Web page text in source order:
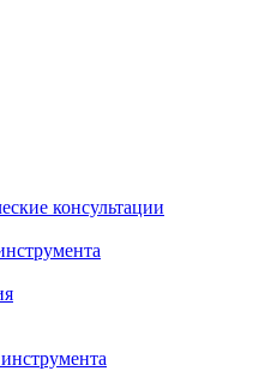
консультации